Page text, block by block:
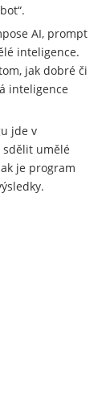
AI, prompt
inteligence.
jak dobré či
inteligence
jde v
sdělit umělé
je program